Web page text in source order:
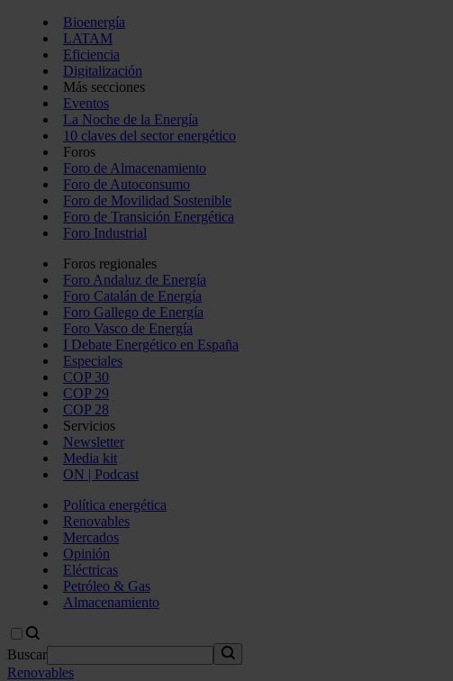
Bioenergía
LATAM
Eficiencia
Digitalización
Más secciones
Eventos
La Noche de la Energía
10 claves del sector energético
Foros
Foro de Almacenamiento
Foro de Autoconsumo
Foro de Movilidad Sostenible
Foro de Transición Energética
Foro Industrial
Foros regionales
Foro Andaluz de Energía
Foro Catalán de Energía
Foro Gallego de Energía
Foro Vasco de Energía
I Debate Energético en España
Especiales
COP 30
COP 29
COP 28
Servicios
Newsletter
Media kit
ON | Podcast
Política energética
Renovables
Mercados
Opinión
Eléctricas
Petróleo & Gas
Almacenamiento
Buscar
Renovables